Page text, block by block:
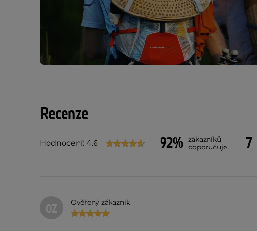
Recenze
Hodnocení: 4.6 92% zákazníků
doporučuje
7
OZ Ověřený zákazník